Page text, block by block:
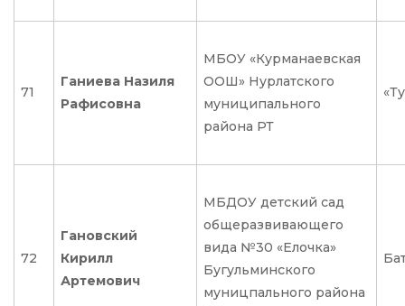
71
Ганиева Назиля
Рафисовна
МБОУ «Курманаевская
ООШ» Нурлатского
муниципального
района РТ
72
Гановский
Кирилл
Артемович
МБДОУ детский сад
общеразвивающего
вида №30 «Елочка»
Бугульминского
муницпального района